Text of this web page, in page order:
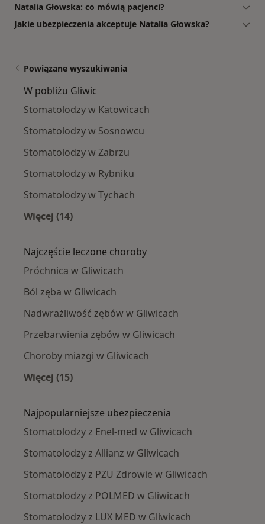
Natalia Głowska: co mówią pacjenci?
Jakie ubezpieczenia akceptuje Natalia Głowska?
Powiązane wyszukiwania
W pobliżu Gliwic
Stomatolodzy w Katowicach
Stomatolodzy w Sosnowcu
Stomatolodzy w Zabrzu
Stomatolodzy w Rybniku
Stomatolodzy w Tychach
Więcej (14)
Najczęście leczone choroby
Próchnica w Gliwicach
Ból zęba w Gliwicach
Nadwrażliwość zębów w Gliwicach
Przebarwienia zębów w Gliwicach
Choroby miazgi w Gliwicach
Więcej (15)
Najpopularniejsze ubezpieczenia
Stomatolodzy z Enel-med w Gliwicach
Stomatolodzy z Allianz w Gliwicach
Stomatolodzy z PZU Zdrowie w Gliwicach
Stomatolodzy z POLMED w Gliwicach
Stomatolodzy z LUX MED w Gliwicach